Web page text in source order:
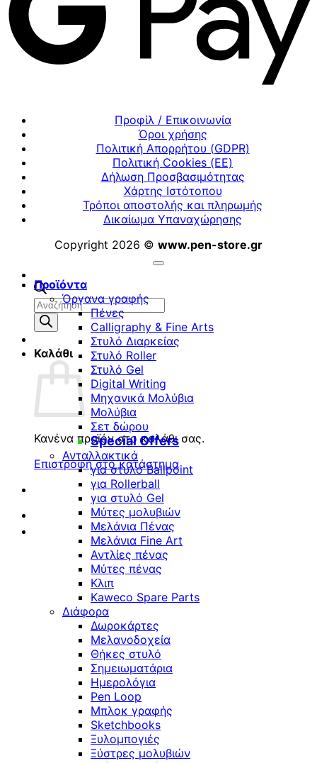
Αναζήτηση
προϊόντων
Καλάθι
Κανένα προϊόν στο καλάθι σας.
Επιστροφή στο κατάστημα
Προφίλ / Επικοινωνία
Όροι χρήσης
Πολιτική Απορρήτου (GDPR)
Πολιτική Cookies (ΕΕ)
Δήλωση Προσβασιμότητας
Χάρτης Ιστότοπου
Τρόποι αποστολής και πληρωμής
Δικαίωμα Υπαναχώρησης
Copyright 2026 © www.pen-store.gr
Προϊόντα
Όργανα γραφής
Πένες
Calligraphy & Fine Arts
Στυλό Διαρκείας
Στυλό Roller
Στυλό Gel
Digital Writing
Μηχανικά Μολύβια
Μολύβια
Σετ δώρου
Special Offers
Ανταλλακτικά
για στυλό Ballpoint
για Rollerball
για στυλό Gel
Μύτες μολυβιών
Μελάνια Πένας
Μελάνια Fine Art
Αντλίες πένας
Μύτες πένας
Κλιπ
Kaweco Spare Parts
Διάφορα
Δωροκάρτες
Μελανοδοχεία
Θήκες στυλό
Σημειωματάρια
Ημερολόγια
Pen Loop
Μπλοκ γραφής
Sketchbooks
Ξυλομπογιές
Ξύστρες μολυβιών